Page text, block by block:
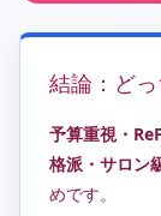
結論：ど
予算重視・
格派・サロン
めです。